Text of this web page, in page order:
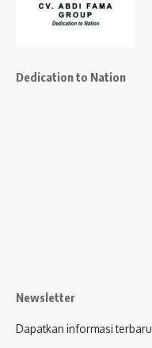
Dedication to Nation
Newsletter
Dapatkan informasi terbaru